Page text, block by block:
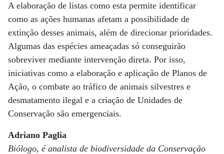
A elaboração de listas como esta permite identificar
como as ações humanas afetam a possibilidade de
extinção desses animais, além de direcionar prioridades.
Algumas das espécies ameaçadas só conseguirão
sobreviver mediante intervenção direta. Por isso,
iniciativas como a elaboração e aplicação de Planos de
Ação, o combate ao tráfico de animais silvestres e
desmatamento ilegal e a criação de Unidades de
Conservação são emergenciais.
Adriano Paglia
Biólogo, é analista de biodiversidade da Conservação